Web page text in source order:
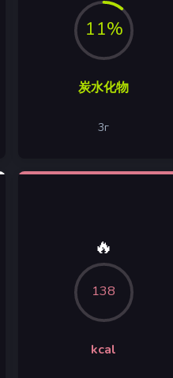
11%
炭水化物
3г
🔥
138
kcal